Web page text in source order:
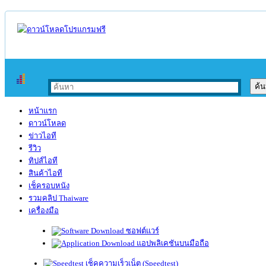
หน้าแรก
ดาวน์โหลด
ข่าวไอที
รีวิว
ทิปส์ไอที
สินค้าไอที
เช็ครอบหนัง
รวมคลิป Thaiware
เครื่องมือ
ซอฟต์แวร์
แอปพลิเคชันบนมือถือ
เช็คความเร็วเน็ต (Speedtest)